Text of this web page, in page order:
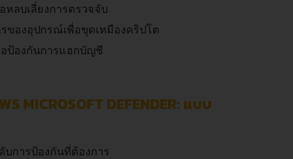
ลบเลี่ยงการตรวจจับ
ของอุปกรณ์เพื่อขุดเหมืองคริปโต
อป้องกันการแฮกบัญชี
MICROSOFT DEFENDER: แบบ
บการป้องกันที่ต้องการ